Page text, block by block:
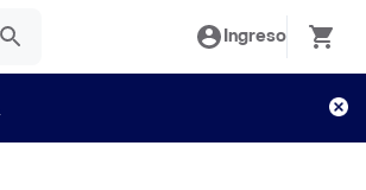
Ingreso